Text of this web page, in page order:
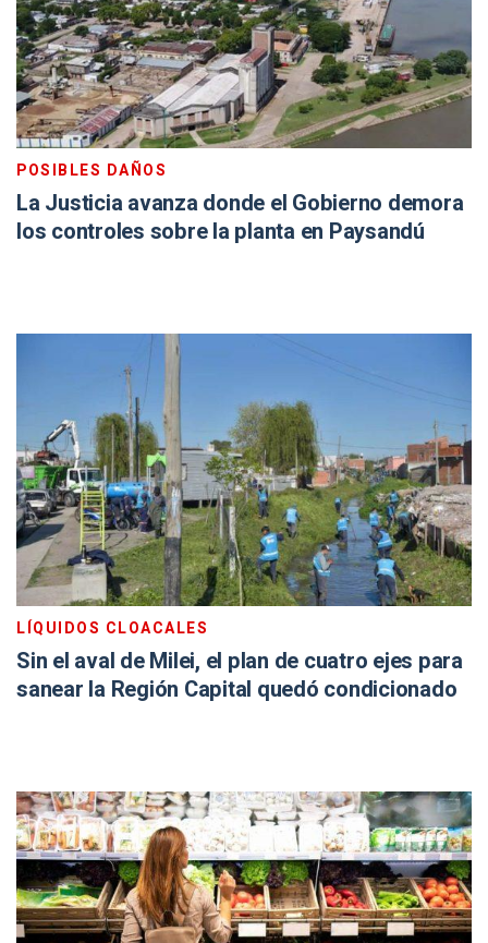
POSIBLES DAÑOS
La Justicia avanza donde el Gobierno demora
los controles sobre la planta en Paysandú
LÍQUIDOS CLOACALES
Sin el aval de Milei, el plan de cuatro ejes para
sanear la Región Capital quedó condicionado